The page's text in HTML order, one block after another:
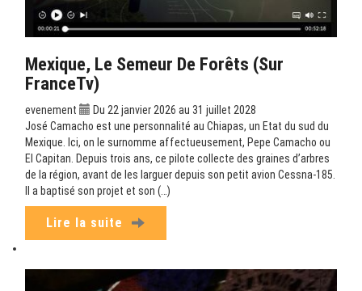
Mexique, Le Semeur De Forêts (sur
FranceTv)
evenement
Du 22 janvier 2026 au 31 juillet 2028
José Camacho est une personnalité au Chiapas, un Etat du sud du
Mexique. Ici, on le surnomme affectueusement, Pepe Camacho ou
El Capitan. Depuis trois ans, ce pilote collecte des graines d’arbres
de la région, avant de les larguer depuis son petit avion Cessna-185.
Il a baptisé son projet et son (…)
Lire la suite